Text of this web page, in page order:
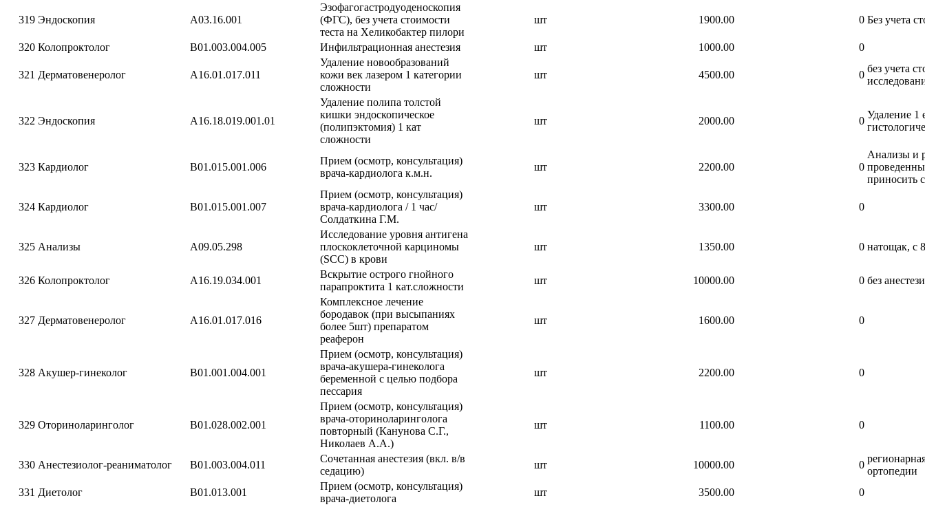
319 Эндоскопия A03.16.001
Эзофагогастродуоденоскопия
(ФГС), без учета стоимости
теста на Хеликобактер пилори
шт 1900.00 0 Без учета
320 Колопроктолог B01.003.004.005 Инфильтрационная анестезия шт 1000.00 0
321 Дерматовенеролог A16.01.017.011
Удаление новообразований
кожи век лазером 1 категории
сложности
шт 4500.00 0
без учета
322 Эндоскопия A16.18.019.001.01
Удаление полипа толстой
кишки эндоскопическое
(полипэктомия) 1 кат
сложности
шт 2000.00 0
Удаление 1
323 Кардиолог B01.015.001.006
Прием (осмотр, консультация)
врача-кардиолога к.м.н.
шт 2200.00 0
Анализы и
приносить
324 Кардиолог B01.015.001.007
Прием (осмотр, консультация)
врача-кардиолога / 1 час/
Солдаткина Г.М.
шт 3300.00 0
325 Анализы A09.05.298
Исследование уровня антигена
плоскоклеточной карциномы
(SCC) в крови
шт 1350.00 0 натощак, с
326 Колопроктолог A16.19.034.001
Вскрытие острого гнойного
парапроктита 1 кат.сложности
шт 10000.00 0 без
327 Дерматовенеролог A16.01.017.016
Комплексное лечение
бородавок (при высыпаниях
более 5шт) препаратом
реаферон
шт 1600.00 0
328 Акушер-гинеколог B01.001.004.001
Прием (осмотр, консультация)
врача-акушера-гинеколога
беременной с целью подбора
пессария
шт 2200.00 0
329 Оториноларинголог B01.028.002.001
Прием (осмотр, консультация)
врача-оториноларинголога
повторный (Канунова С.Г.,
Николаев А.А.)
шт 1100.00 0
330 Анестезиолог-реаниматолог B01.003.004.011
Сочетанная анестезия (вкл. в/в
седацию)
шт 10000.00 0
ортопедии
331 Диетолог B01.013.001
Прием (осмотр, консультация)
врача-диетолога
шт 3500.00 0